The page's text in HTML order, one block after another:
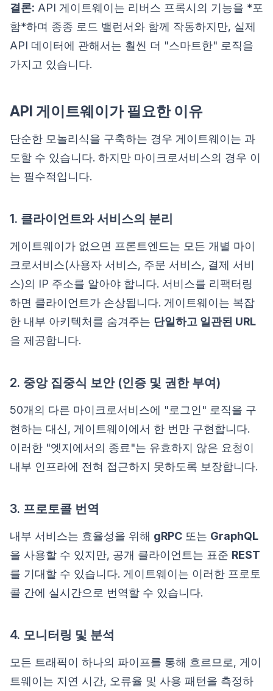
결론: API 게이트웨이는 리버스 프록시의 기능을 *포
함*하며 종종 로드 밸런서와 함께 작동하지만, 실제
API 데이터에 관해서는 훨씬 더 "스마트한" 로직을
가지고 있습니다.
API 게이트웨이가 필요한 이유
단순한 모놀리식을 구축하는 경우 게이트웨이는 과
도할 수 있습니다. 하지만 마이크로서비스의 경우 이
는 필수적입니다.
1. 클라이언트와 서비스의 분리
게이트웨이가 없으면 프론트엔드는 모든 개별 마이
크로서비스(사용자 서비스, 주문 서비스, 결제 서비
스)의 IP 주소를 알아야 합니다. 서비스를 리팩터링
하면 클라이언트가 손상됩니다. 게이트웨이는 복잡
한 내부 아키텍처를 숨겨주는 단일하고 일관된 URL
을 제공합니다.
2. 중앙 집중식 보안 (인증 및 권한 부여)
50개의 다른 마이크로서비스에 "로그인" 로직을 구
현하는 대신, 게이트웨이에서 한 번만 구현합니다.
이러한 "엣지에서의 종료"는 유효하지 않은 요청이
내부 인프라에 전혀 접근하지 못하도록 보장합니다.
3. 프로토콜 번역
내부 서비스는 효율성을 위해 gRPC 또는 GraphQL
을 사용할 수 있지만, 공개 클라이언트는 표준 REST
를 기대할 수 있습니다. 게이트웨이는 이러한 프로토
콜 간에 실시간으로 번역할 수 있습니다.
4. 모니터링 및 분석
모든 트래픽이 하나의 파이프를 통해 흐르므로, 게이
트웨이는 지연 시간, 오류율 및 사용 패턴을 측정하